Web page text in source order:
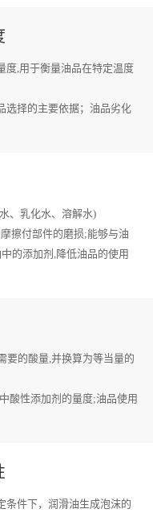
度,用于衡量油品在特定温度
选择的主要依据；油品劣化
、乳化水、溶解水)
擦付部件的磨损;能够与油
的添加剂,降低油品的使用
要的酸量,并换算为等当量的
酸性添加剂的量度;油品使用
条件下，润滑油生成泡沫的